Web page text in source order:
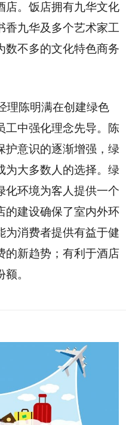
店。饭店拥有九华文化
香九华及多个艺术家工
数不多的文化特色商务
理陈明满在创建绿色
工中强化理念先导。陈
护意识的逐渐增强，绿
为大多数人的选择。绿
化环境为客人提供一个
的建设确保了室内外环
为消费者提供有益于健
的新趋势；有利于酒店
。